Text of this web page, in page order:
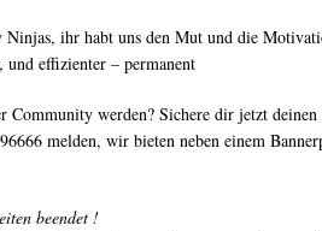
ihr habt uns den Mut und die
effizienter – permanent
Community werden? Sichere dir jetzt
melden, wir bieten neben einem
beendet !